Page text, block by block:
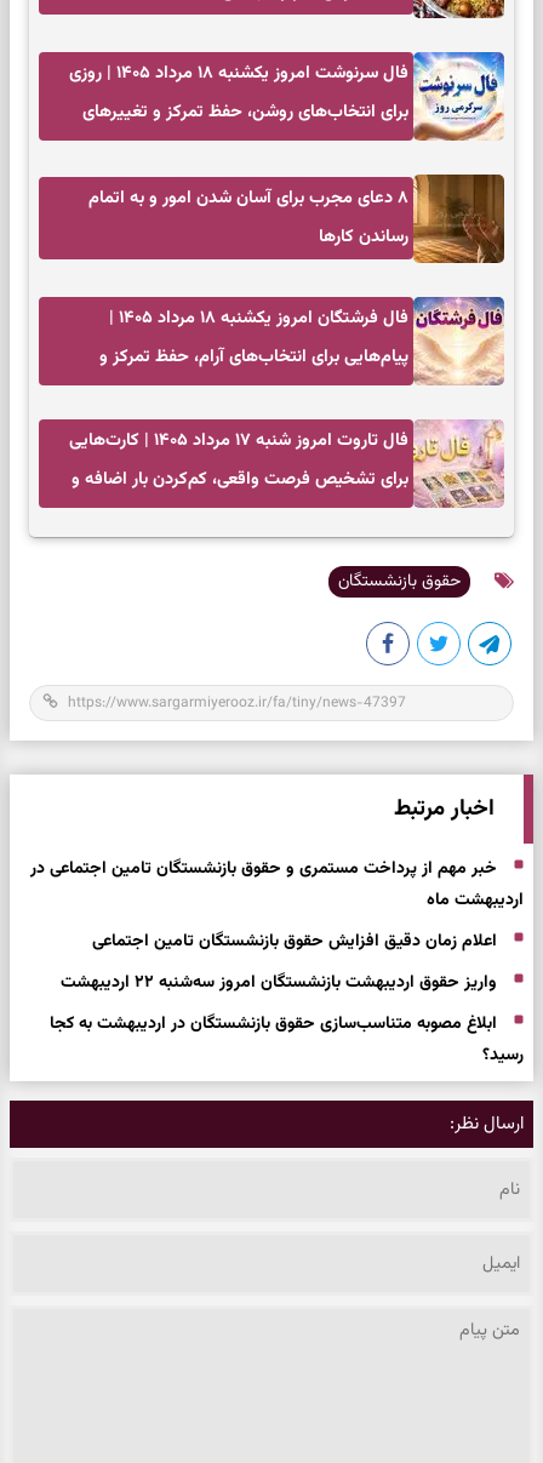
فال سرنوشت امروز یکشنبه ۱۸ مرداد ۱۴۰۵ | روزی
برای انتخاب‌های روشن، حفظ تمرکز و تغییرهای
۸ دعای مجرب برای آسان شدن امور و به اتمام
رساندن کار‌ها
فال فرشتگان امروز یکشنبه ۱۸ مرداد ۱۴۰۵ |
پیام‌هایی برای انتخاب‌های آرام، حفظ تمرکز و
فال تاروت امروز شنبه ۱۷ مرداد ۱۴۰۵ | کارت‌هایی
برای تشخیص فرصت واقعی، کم‌کردن بار اضافه و
حقوق بازنشستگان
اخبار مرتبط
خبر مهم از پرداخت مستمری و حقوق بازنشستگان تامین اجتماعی در
اردیبهشت ماه
اعلام زمان دقیق افزایش حقوق بازنشستگان تامین اجتماعی
واریز حقوق اردیبهشت بازنشستگان امروز سه‌شنبه ۲۲ اردیبهشت
ابلاغ مصوبه متناسب‌سازی حقوق بازنشستگان در اردیبهشت به کجا
رسید؟
ارسال نظر: